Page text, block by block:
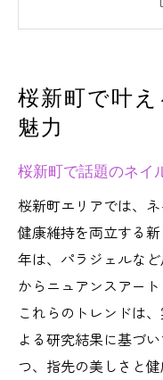
桜新町で
由
ネイルトレ
術
桜新町で人
集
トレンド派
三軒茶屋ネ
桜新町で叶
魅力
桜新町で話題のネイ
桜新町エリアでは、
健康維持を両立する
年は、パラジェルな
からニュアンスアー
これらのトレンドは
よる研究結果に基づ
つ、指先の美しさと